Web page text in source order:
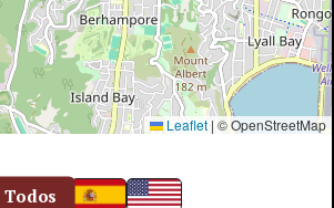
Leaflet | © OpenStreetMap
Todos